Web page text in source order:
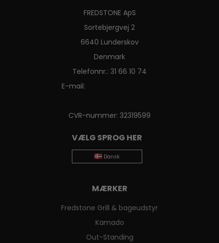
FREDSTONE ApS
Sortebjergvej 2
6640 Lunderskov
Denmark
Telefonnr.: 31 66 10 74
E-mail:
CVR-nummer: 32319599
VÆLG SPROG HER
Dansk
MÆRKER
Fredstone Grill & bageudstyr
Kamado
Out-Standing